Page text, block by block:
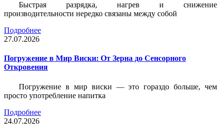
Быстрая разрядка, нагрев и снижение
производительности нередко связаны между собой
Подробнее
27.07.2026
Погружение в Мир Виски: От Зерна до Сенсорного
Откровения
Погружение в мир виски — это гораздо больше, чем
просто употребление напитка
Подробнее
24.07.2026